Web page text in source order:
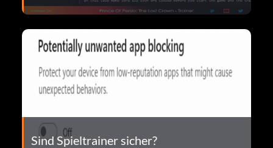
Sind Spieltrainer sicher?